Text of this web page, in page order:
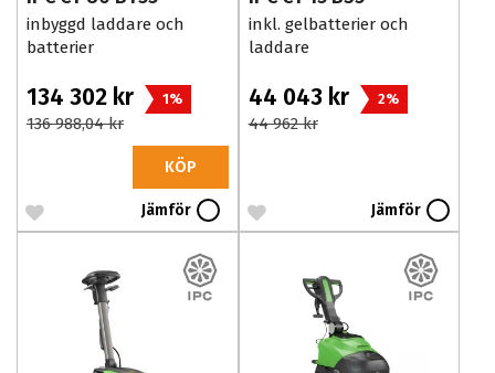
inbyggd laddare och
batterier
134 302 kr 1%
136 988,04 kr
KÖP
Jämför
inkl. gelbatterier och
laddare
44 043 kr 2%
44 962 kr
Jämför